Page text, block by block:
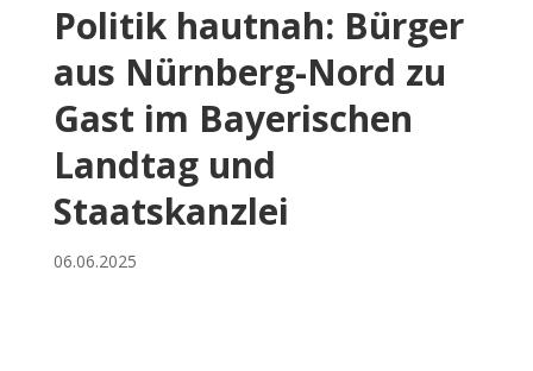
Politik hautnah: Bürger
aus Nürnberg-Nord zu
Gast im Bayerischen
Landtag und
Staatskanzlei
06.06.2025